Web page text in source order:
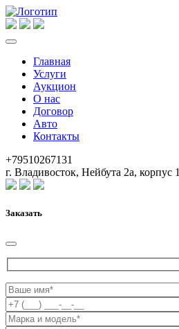
Главная
Услуги
Аукцион
О нас
Договор
Авто
Контакты
+79510267131
г. Владивосток, Нейбута 2а, корпус 1
Заказать